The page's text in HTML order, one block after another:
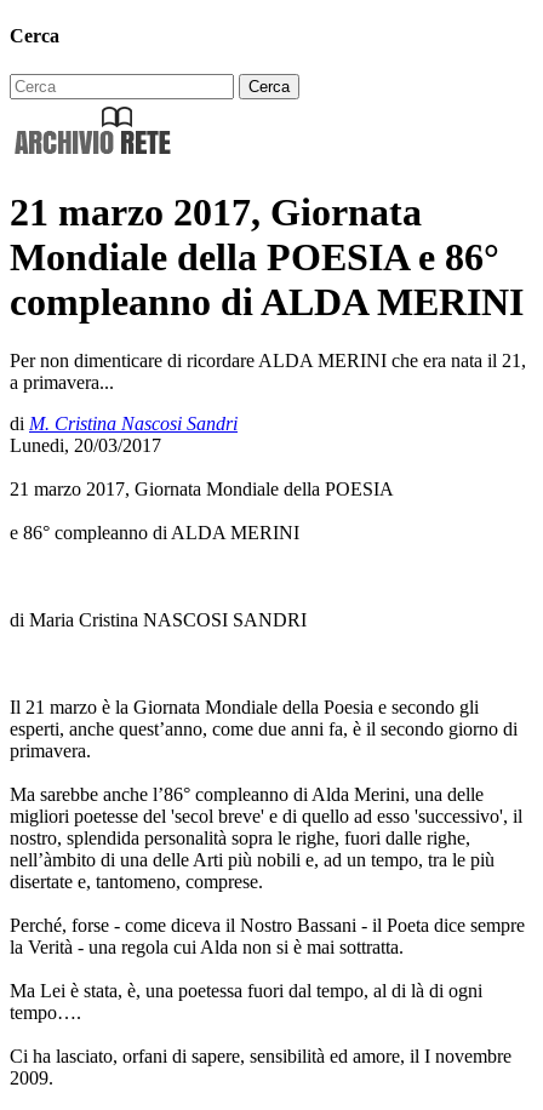
Cerca
21 marzo 2017, Giornata
Mondiale della POESIA e 86°
compleanno di ALDA MERINI
Per non dimenticare di ricordare ALDA MERINI che era nata il 21,
a primavera...
di M. Cristina Nascosi Sandri
Lunedi, 20/03/2017
21 marzo 2017, Giornata Mondiale della POESIA
e 86° compleanno di ALDA MERINI
di Maria Cristina NASCOSI SANDRI
Il 21 marzo è la Giornata Mondiale della Poesia e secondo gli
esperti, anche quest’anno, come due anni fa, è il secondo giorno di
primavera.
Ma sarebbe anche l’86° compleanno di Alda Merini, una delle
migliori poetesse del 'secol breve' e di quello ad esso 'successivo', il
nostro, splendida personalità sopra le righe, fuori dalle righe,
nell’àmbito di una delle Arti più nobili e, ad un tempo, tra le più
disertate e, tantomeno, comprese.
Perché, forse - come diceva il Nostro Bassani - il Poeta dice sempre
la Verità - una regola cui Alda non si è mai sottratta.
Ma Lei è stata, è, una poetessa fuori dal tempo, al di là di ogni
tempo….
Ci ha lasciato, orfani di sapere, sensibilità ed amore, il I novembre
2009.